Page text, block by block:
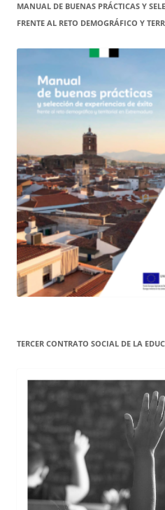
MANUAL DE BUENAS PRÁCTICAS Y
FRENTE AL RETO DEMOGRÁFICO Y
TERCER CONTRATO SOCIAL DE LA